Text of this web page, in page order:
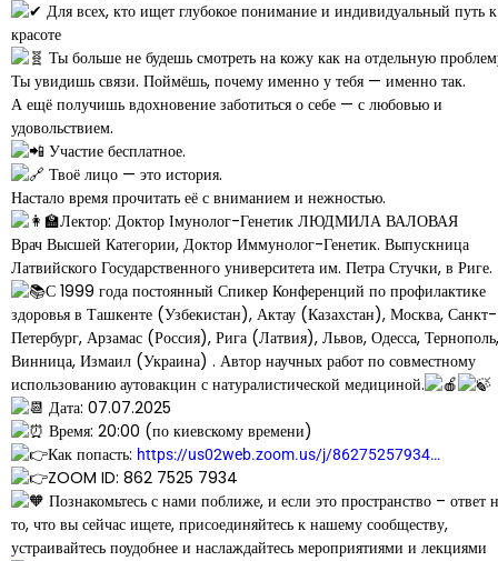
Для всех, кто ищет глубокое понимание и индивидуальный путь к
красоте
Ты больше не будешь смотреть на кожу как на отдельную
Ты увидишь связи. Поймёшь, почему именно у тебя — именно так.
А ещё получишь вдохновение заботиться о себе — с любовью и
удовольствием.
Участие бесплатное.
Твоё лицо — это история.
Настало время прочитать её с вниманием и нежностью.
Лектор: Доктор Імунолог-Генетик ЛЮДМИЛА ВАЛОВАЯ
Врач Высшей Категории, Доктор Иммунолог-Генетик. Выпускница
Латвийского Государственного университета им. Петра Стучки, в Риге.
С 1999 года постоянный Спикер Конференций по профилактике
здоровья в Ташкенте (Узбекистан), Актау (Казахстан), Москва, Санкт-
Петербург, Арзамас (Россия), Рига (Латвия), Львов, Одесса, Тернополь,
Винница, Измаил (Украина) . Автор научных работ по совместному
использованию аутовакцин с натуралистической медициной.
Дата: 07.07.2025
Время: 20:00 (по киевскому времени)
Как попасть: https://us02web.zoom.us/j/86275257934…
ZOOM ID: 862 7525 7934
Познакомьтесь с нами поближе, и если это пространство – ответ
то, что вы сейчас ищете, присоединяйтесь к нашему сообществу,
устраивайтесь поудобнее и наслаждайтесь мероприятиями и лекциями